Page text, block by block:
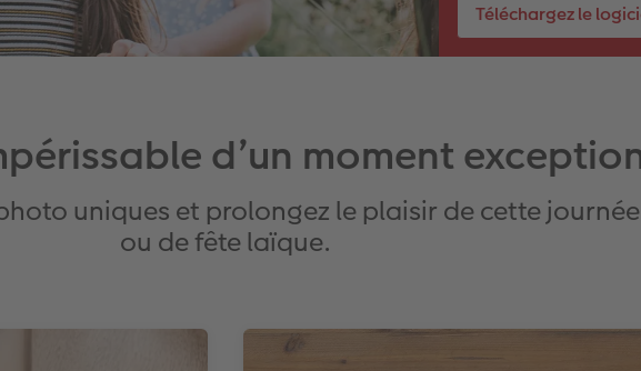
Téléchargez le
d’un moment
uniques et prolongez le plaisir de cette
ou de fête laïque.